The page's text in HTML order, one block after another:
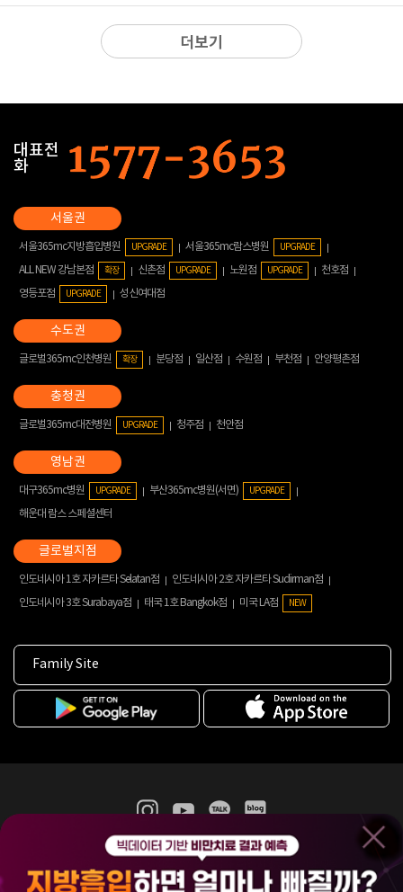
더보기
대표전
화
서울365mc지방흡입병원 UPGRADE 서울365mc람스병원 UPGRADE
ALL NEW 강남본점 확장 신촌점 UPGRADE 노원점 UPGRADE
천호점
영등포점
UPGRADE 성신여대점
글로벌365mc인천병원 확장 분당점 일산점 수원점 부천점 안양평촌점
글로벌365mc대전병원 UPGRADE 청주점 천안점
대구365mc병원 UPGRADE 부산365mc병원(서면) UPGRADE
해운대 람스 스페셜센터
인도네시아 1호 자카르타 Selatan점
인도네시아 2호 자카르타 Sudirman점
인도네시아 3호 Surabaya점
태국 1호 Bangkok점 미국 LA점 NEW
Family Site
365mc 병·의원 이용약관
홈페이지 이용약관
비급여진료수가